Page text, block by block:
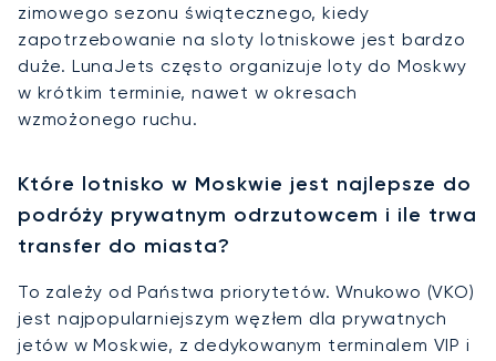
zimowego sezonu świątecznego, kiedy
zapotrzebowanie na sloty lotniskowe jest bardzo
duże. LunaJets często organizuje loty do Moskwy
w krótkim terminie, nawet w okresach
wzmożonego ruchu.
Które lotnisko w Moskwie jest najlepsze do
podróży prywatnym odrzutowcem i ile trwa
transfer do miasta?
To zależy od Państwa priorytetów. Wnukowo (VKO)
jest najpopularniejszym węzłem dla prywatnych
jetów w Moskwie, z dedykowanym terminalem VIP i